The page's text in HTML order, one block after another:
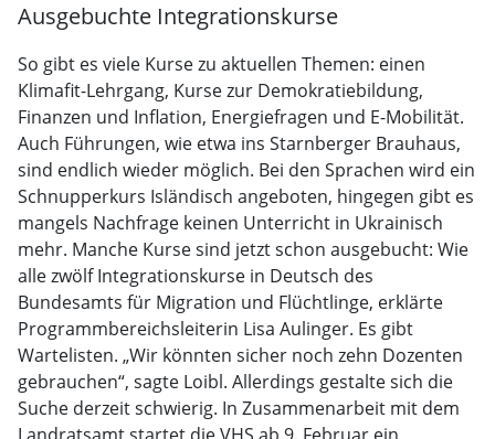
Ausgebuchte Integrationskurse
So gibt es viele Kurse zu aktuellen Themen: einen
Klimafit-Lehrgang, Kurse zur Demokratiebildung,
Finanzen und Inflation, Energiefragen und E-Mobilität.
Auch Führungen, wie etwa ins Starnberger Brauhaus,
sind endlich wieder möglich. Bei den Sprachen wird ein
Schnupperkurs Isländisch angeboten, hingegen gibt es
mangels Nachfrage keinen Unterricht in Ukrainisch
mehr. Manche Kurse sind jetzt schon ausgebucht: Wie
alle zwölf Integrationskurse in Deutsch des
Bundesamts für Migration und Flüchtlinge, erklärte
Programmbereichsleiterin Lisa Aulinger. Es gibt
Wartelisten. „Wir könnten sicher noch zehn Dozenten
gebrauchen“, sagte Loibl. Allerdings gestalte sich die
Suche derzeit schwierig. In Zusammenarbeit mit dem